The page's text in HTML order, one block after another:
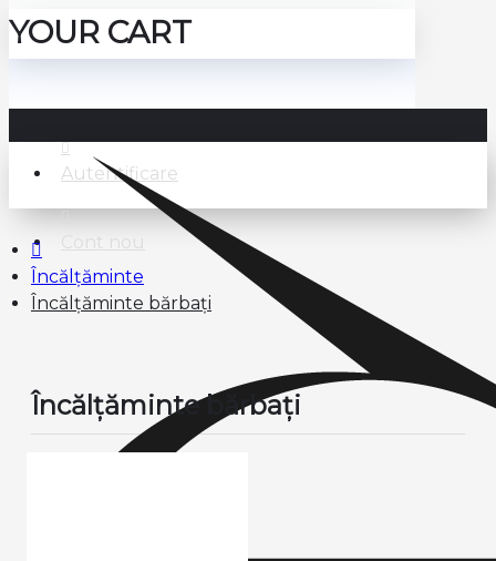
YOUR CART
Autentificare
Încălțăminte
Încălțăminte bărbați
Încălțăminte bărbați